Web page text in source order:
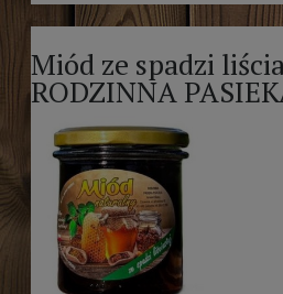
Miód ze spadzi
RODZINNA